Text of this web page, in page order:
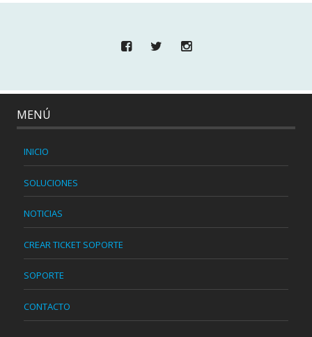
MENÚ
INICIO
SOLUCIONES
NOTICIAS
CREAR TICKET SOPORTE
SOPORTE
CONTACTO